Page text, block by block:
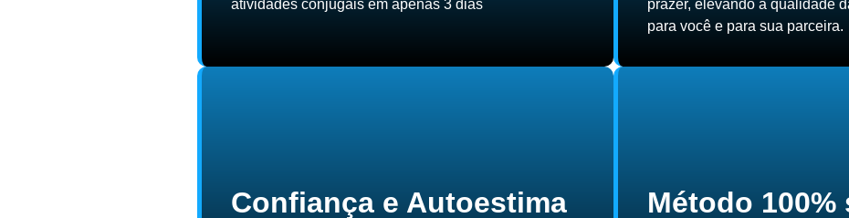
atividades conjugais em apenas 3 dias
prazer, elevando a qualidade
para você e para sua parceira.
Confiança e Autoestima
Método 100%